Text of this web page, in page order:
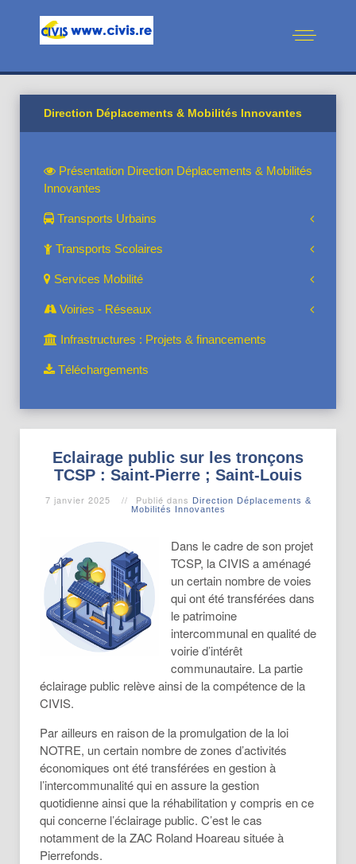
Direction Déplacements & Mobilités Innovantes
Présentation Direction Déplacements & Mobilités
Innovantes
Transports Urbains
Transports Scolaires
Services Mobilité
Voiries - Réseaux
Infrastructures : Projets & financements
Téléchargements
Eclairage public sur les tronçons
TCSP : Saint-Pierre ; Saint-Louis
7 janvier 2025 Publié dans Direction Déplacements &
Mobilités Innovantes
Dans le cadre de son projet
TCSP, la CIVIS a aménagé
un certain nombre de voies
qui ont été transférées dans
le patrimoine
intercommunal en qualité de
voirie d’intérêt
communautaire. La partie
éclairage public relève ainsi de la compétence de la
CIVIS.
Par ailleurs en raison de la promulgation de la loi
NOTRE, un certain nombre de zones d’activités
économiques ont été transférées en gestion à
l’intercommunalité qui en assure la gestion
quotidienne ainsi que la réhabilitation y compris en ce
qui concerne l’éclairage public. C’est le cas
notamment de la ZAC Roland Hoareau située à
Pierrefonds.